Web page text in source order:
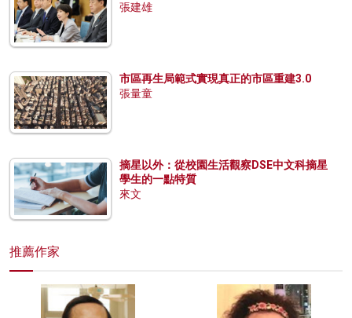
張建雄
市區再生局範式實現真正的市區重建3.0
張量童
摘星以外：從校園生活觀察DSE中文科摘星
學生的一點特質
來文
推薦作家